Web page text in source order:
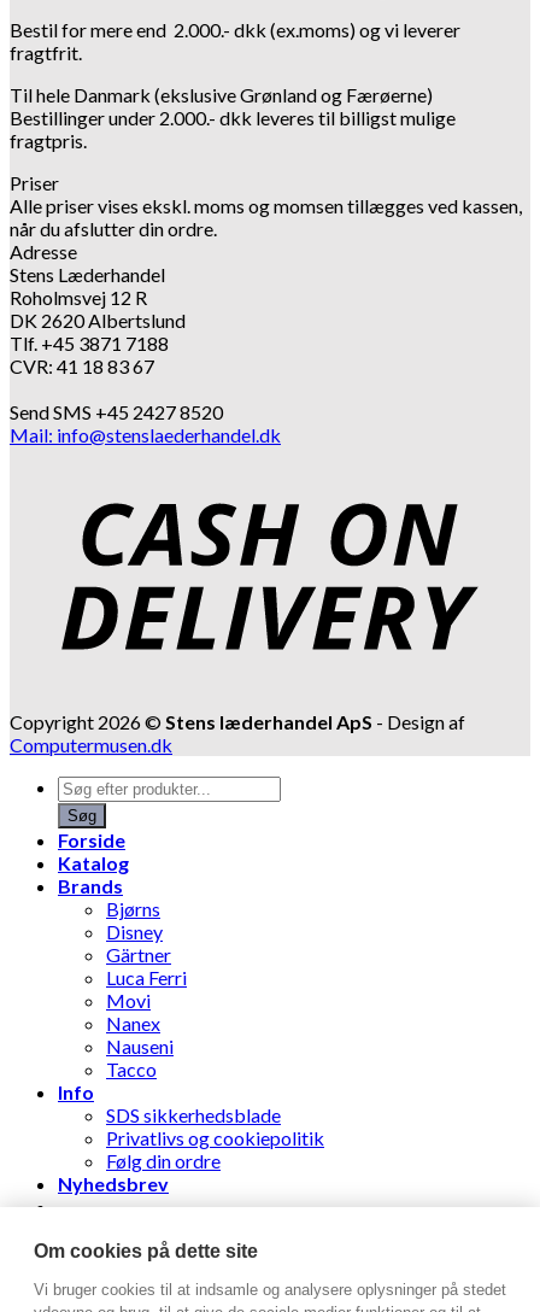
Bestil for mere end 2.000.- dkk (ex.moms) og vi leverer
fragtfrit.
Til hele Danmark (ekslusive Grønland og Færøerne)
Bestillinger under 2.000.- dkk leveres til billigst mulige
fragtpris.
Priser
Alle priser vises ekskl. moms og momsen tillægges ved kassen,
når du afslutter din ordre.
Adresse
Stens Læderhandel
Roholmsvej 12 R
DK 2620 Albertslund
Tlf. +45 3871 7188
CVR: 41 18 83 67
Send SMS +45 2427 8520
Mail: info@stenslaederhandel.dk
Copyright 2026 © Stens læderhandel ApS - Design af
Computermusen.dk
Products
search
Søg
Forside
Katalog
Brands
Bjørns
Disney
Gärtner
Luca Ferri
Movi
Nanex
Nauseni
Tacco
Info
SDS sikkerhedsblade
Privatlivs og cookiepolitik
Følg din ordre
Nyhedsbrev
Log ind
Om cookies på dette site
Vi bruger cookies til at indsamle og analysere oplysninger på stedet